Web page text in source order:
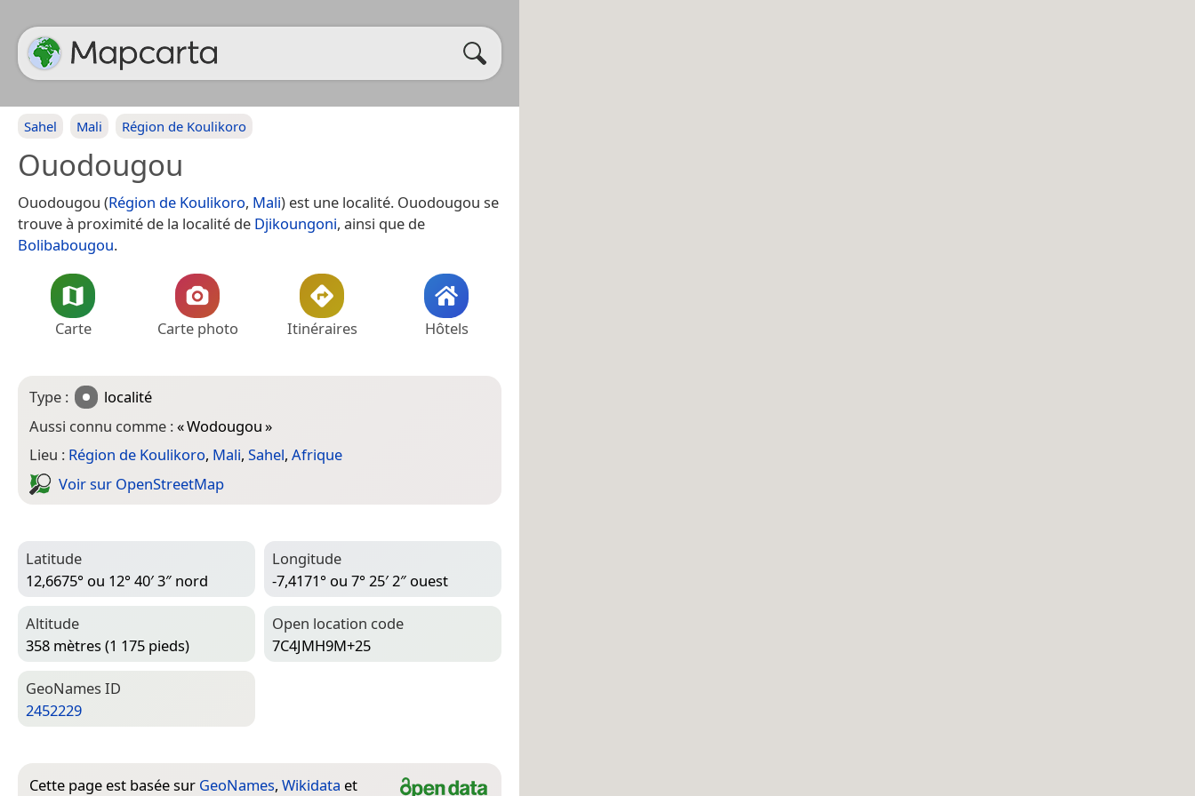
Sahel Mali Région de Koulikoro
Ouodougou
Ouodougou (Région de Koulikoro, Mali) est une localité. Ouodougou se
trouve à proximité de la localité de Djikoungoni, ainsi que de
Bolibabougou.
Carte Carte photo Itinéraires Hôtels
Type :
localité
Aussi connu comme :«Wodougou»
Lieu : Région de Koulikoro, Mali, Sahel, Afrique
Voir sur Open­Street­Map
Latitude
12,6675° ou 12° 40′ 3″ nord
Longitude
-7,4171° ou 7° 25′ 2″ ouest
Altitude
358 mètres (1 175 pieds)
Open location code
7C4JMH9M+25
Geo­Names ID
2452229
Cette page est basée sur GeoNames, Wikidata et